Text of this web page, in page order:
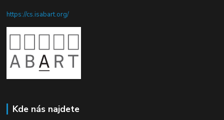
https://cs.isabart.org/
Kde nás najdete